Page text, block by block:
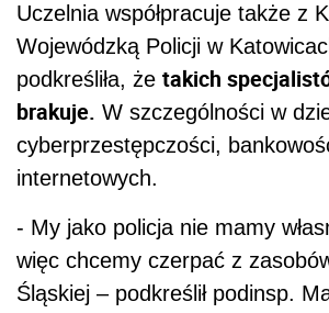
Uczelnia współpracuje także z
Wojewódzką Policji w
podkreśliła, że takich
brakuje. W szczególności w
cyberprzestępczości,
internetowych.
- My jako policja nie mamy
więc chcemy czerpać z
Śląskiej – podkreślił podinsp.